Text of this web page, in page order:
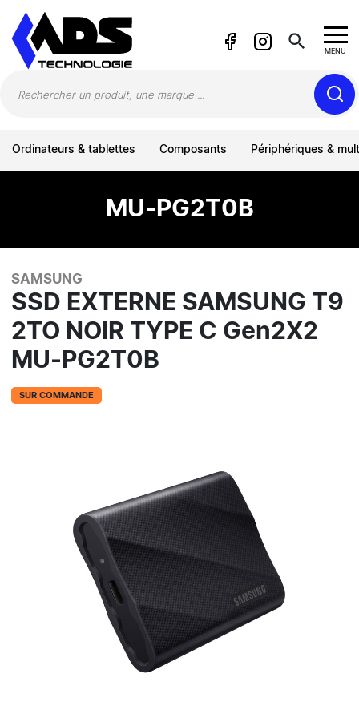
search MENU
Ordinateurs & tablettes Composants Périphériques &
MU-PG2T0B
SAMSUNG
SSD EXTERNE SAMSUNG T9
2TO NOIR TYPE C Gen2X2
MU-PG2T0B
SUR COMMANDE